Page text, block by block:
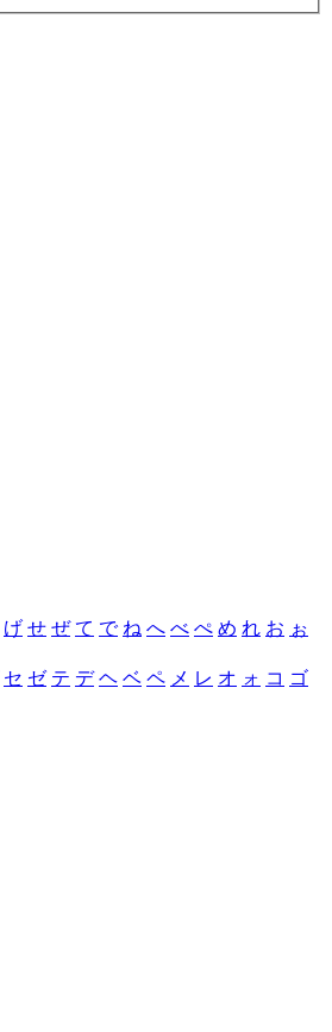
げ せ ぜ て で ね へ べ ぺ め れ お ぉ
セ ゼ テ デ ヘ ベ ペ メ レ オ ォ コ ゴ